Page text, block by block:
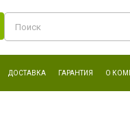
ДОСТАВКА ГАРАНТИЯ О